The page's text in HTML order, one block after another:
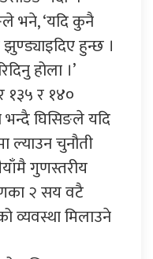
भने, ‘यदि कुनै
हुन्छ ।
होला ।’
१३५ र १४०
घिसिङले यदि
चुनौती
गुणस्तरीय
२ सय वटै
व्यवस्था मिलाउने